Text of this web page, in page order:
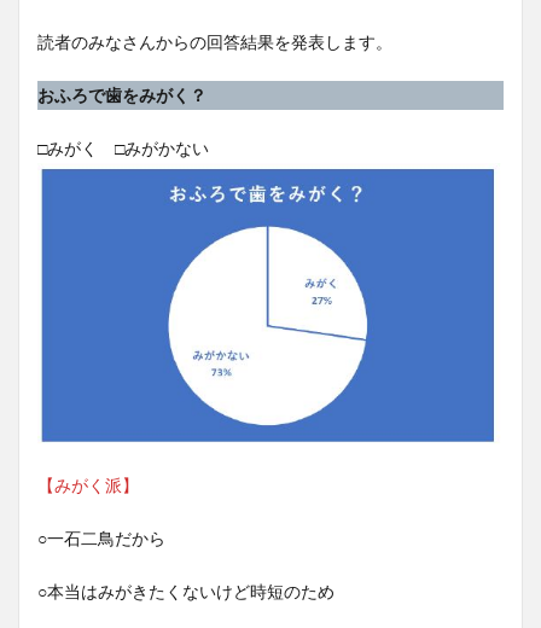
読者のみなさんからの回答結果を発表します。
おふろで歯をみがく？
□みがく □みがかない
【みがく派】
○一石二鳥だから
○本当はみがきたくないけど時短のため